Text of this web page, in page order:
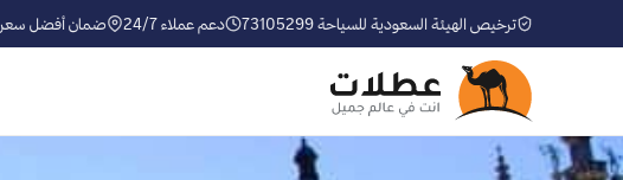
ترخيص الهيئة السعودية للسياحة 73105299 دعم عملاء 24/7 ضمان أفضل سعر